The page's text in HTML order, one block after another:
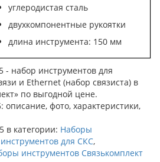
углеродистая сталь
двухкомпонентные рукоятки
длина инструмента: 150 мм
- набор инструментов для
и Ethernet (набор связиста) в
по выгодной цене.
фото, характеристики,
в категории: Наборы
для СКС,
инструментов Связькомплект